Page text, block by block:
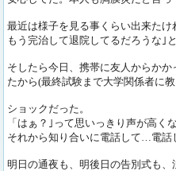
最近は様子を見る事くらい出来た
もう完治して退院してるだろうな｣
そしたら今日、携帯に友人からか
たから(最終試験まで大学関係者に
ショックだった。
「はぁ？｣って思いっきり声が高く
それから知り合いに電話して…電話
明日の通夜も、明後日の告別式も、